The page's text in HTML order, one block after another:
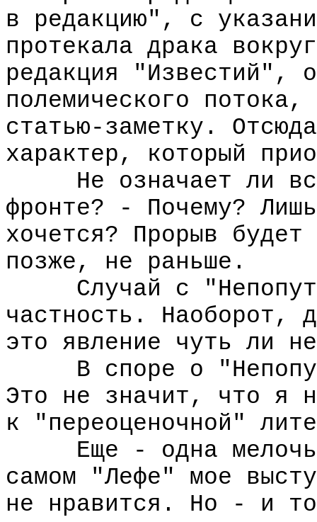
в редакцию", с
протекала драка
редакция "Известий",
полемического
статью-заметку.
характер, который
Не означает ли все
фронте? - Почему?
хочется? Прорыв
позже, не раньше.
Случай с
частность. Наоборот,
это явление чуть ли
В споре о
Это не значит, что я
к "переоценочной"
Еще - одна мелочь:
самом "Лефе" мое
не нравится. Но - и